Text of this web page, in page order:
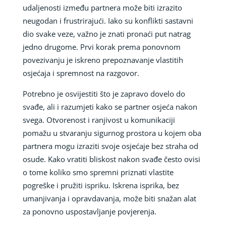
udaljenosti između partnera može biti izrazito
neugodan i frustrirajući. Iako su konflikti sastavni
dio svake veze, važno je znati pronaći put natrag
jedno drugome. Prvi korak prema ponovnom
povezivanju je iskreno prepoznavanje vlastitih
osjećaja i spremnost na razgovor.
Potrebno je osvijestiti što je zapravo dovelo do
svađe, ali i razumjeti kako se partner osjeća nakon
svega. Otvorenost i ranjivost u komunikaciji
pomažu u stvaranju sigurnog prostora u kojem oba
partnera mogu izraziti svoje osjećaje bez straha od
osude. Kako vratiti bliskost nakon svađe često ovisi
o tome koliko smo spremni priznati vlastite
pogreške i pružiti ispriku. Iskrena isprika, bez
umanjivanja i opravdavanja, može biti snažan alat
za ponovno uspostavljanje povjerenja.